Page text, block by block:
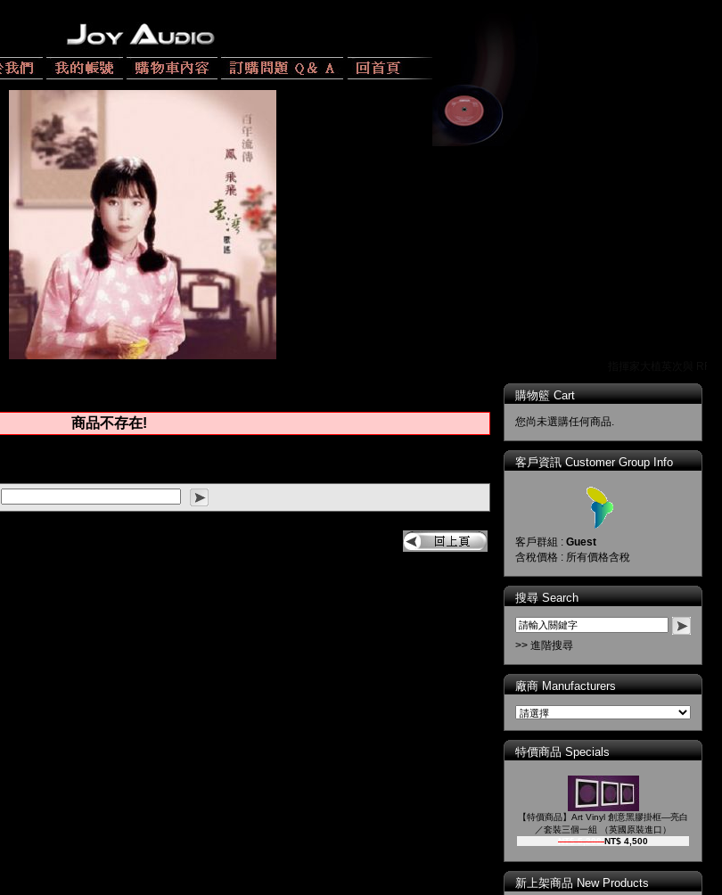
商品不存在!
購物籃 Cart
您尚未選購任何商品.
客戶資訊 Customer Group Info
客戶群組 : Guest
含稅價格 : 所有價格含稅
搜尋 Search
>> 進階搜尋
廠商 Manufacturers
特價商品 Specials
【特價商品】Art Vinyl 創意黑膠掛框—亮白
／套裝三個一組 （英國原裝進口）
NT$ 5,200NT$ 4,500
新上架商品 New Products